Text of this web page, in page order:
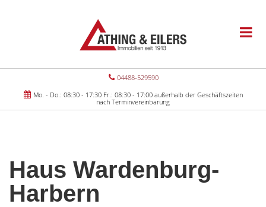
04488-529590
Mo. - Do.: 08:30 - 17:30 Fr.: 08:30 - 17:00 außerhalb der Geschäftszeiten
nach Terminvereinbarung
Haus Wardenburg-
Harbern